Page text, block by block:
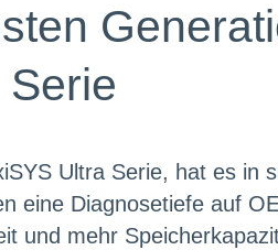
Ultra Serie, hat es in
eine Diagnosetiefe auf
und mehr